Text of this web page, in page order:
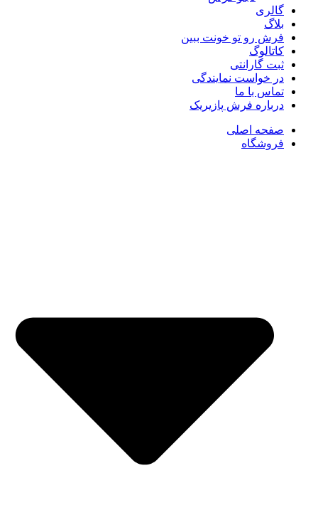
گالری
بلاگ
فرش رو تو خونت ببین
کاتالوگ
ثبت گارانتی
در خواست نمایندگی
تماس با ما
درباره فرش پازیریک
صفحه اصلی
فروشگاه